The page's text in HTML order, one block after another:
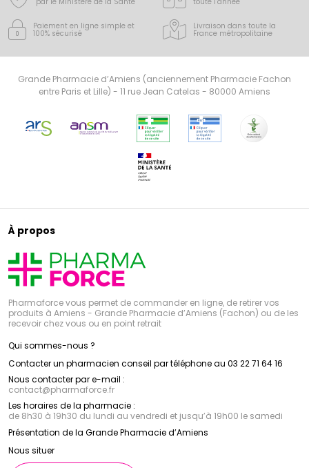
Paiement en ligne simple et
100% sécurisé
Livraison dans toute la
France métropolitaine
Grande Pharmacie d’Amiens (anciennement Pharmacie Fachon
entre Paris et Lille) - 11 rue Jean Catelas - 80000 Amiens
À propos
Pharmaforce vous permet de commander en ligne, de retirer vos
produits à Amiens - Grande Pharmacie d’Amiens (Fachon) ou de les
recevoir chez vous ou en point retrait
Qui sommes-nous ?
Contacter un pharmacien conseil par téléphone au 03 22 71 64 16
Nous contacter par e-mail :
contact@pharmaforce.fr
Les horaires de la pharmacie :
de 8h30 à 19h30 du lundi au vendredi et jusqu’à 19h00 le samedi
Présentation de la Grande Pharmacie d’Amiens
Nous situer